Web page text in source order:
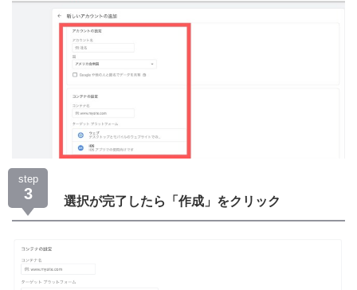
step
3 選択が完了したら「作成」をクリック